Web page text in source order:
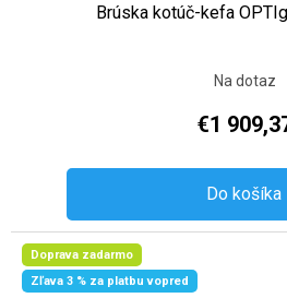
Brúska kotúč-kefa
Na dotaz
€1
Do košíka
Doprava zadarmo
Zľava 3 % za platbu vopred